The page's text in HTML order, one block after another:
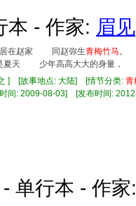
本 - 作家: 眉见
在赵家 同赵弥生青梅竹马 。
天 少年高高大大的身量，
] [故事地点: 大陆] [情节分类: 青
间: 2009-08-03] [发布时间:
- 单行本 - 作